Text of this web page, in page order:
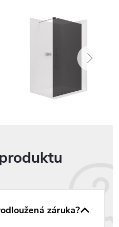
záruka?